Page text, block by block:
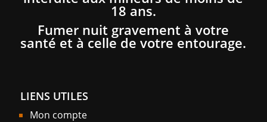
18 ans.
Fumer nuit gravement à votre
santé et à celle de votre entourage.
LIENS UTILES
Mon compte